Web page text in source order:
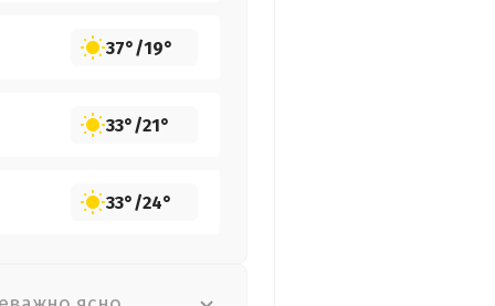
37°/19°
33°/21°
33°/24°